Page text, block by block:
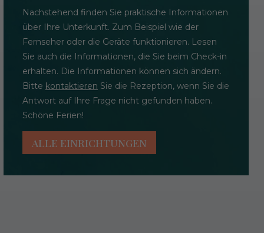
Nachstehend finden Sie praktische Informationen
über Ihre Unterkunft. Zum Beispiel wie der
Fernseher oder die Geräte funktionieren. Lesen
Sie auch die Informationen, die Sie beim Check-in
erhalten. Die Informationen können sich ändern.
Bitte kontaktieren Sie die Rezeption, wenn Sie die
Antwort auf Ihre Frage nicht gefunden haben.
Schöne Ferien!
ALLE EINRICHTUNGEN